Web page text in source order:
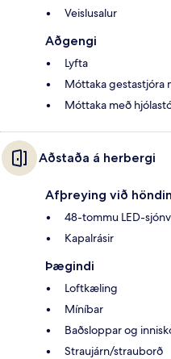
Veislusalur
Aðgengi
Lyfta
Móttaka gestastjóra
Móttaka með
Aðstaða á herbergi
Afþreying við
48-tommu LED-
Kapalrásir
Þægindi
Loftkæling
Míníbar
Baðsloppar og
Straujárn/strauborð